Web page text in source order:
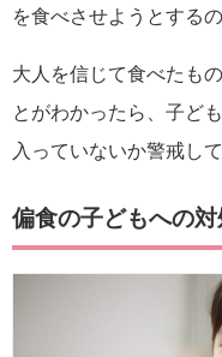
を食べさせようとするの
大人を信じて食べたも
とがわかったら、子ど
入っていないか警戒し
偏食の子どもへの